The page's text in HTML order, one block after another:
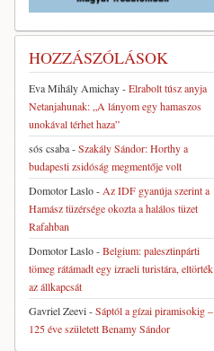
HOZZÁSZÓLÁSOK
Eva Mihály Amichay-Elrabolt túsz anyja
Netanjahunak: „A lányom egy hamaszos
unokával térhet haza”
sós csaba-Szakály Sándor: Horthy a
budapesti zsidóság megmentője volt
Domotor Laslo- Az IDF gyanúja szerint a
Hamász tüzérsége okozta a halálos tüzet
Rafahban
Domotor Laslo-Belgium: palesztinpárti
tömeg rátámadt egy izraeli turistára, eltörték
az állkapcsát
Gavriel Zeevi-Sáptól a gízai piramisokig –
125 éve született Benamy Sándor